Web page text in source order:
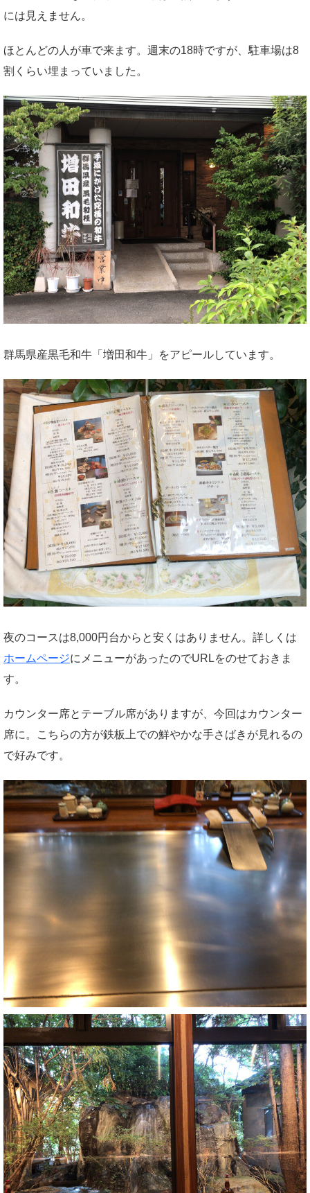
には見えません。
ほとんどの人が車で来ます。週末の18時ですが、駐車場は8
割くらい埋まっていました。
群馬県産黒毛和牛「増田和牛」をアピールしています。
夜のコースは8,000円台からと安くはありません。詳しくは
ホームページにメニューがあったのでURLをのせておきま
す。
カウンター席とテーブル席がありますが、今回はカウンター
席に。こちらの方が鉄板上での鮮やかな手さばきが見れるの
で好みです。